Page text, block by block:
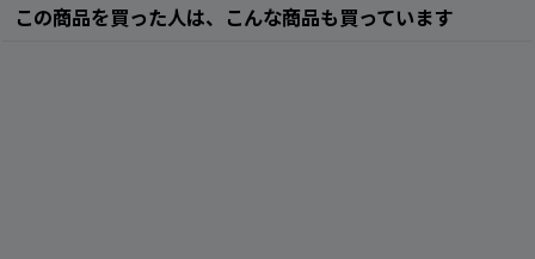
この商品を買った人は、こんな商品も買っています